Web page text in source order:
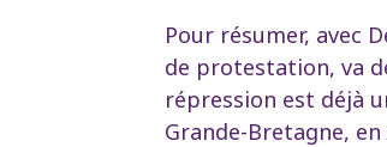
Pour résumer, avec
de protestation, va
répression est déjà
Grande-Bretagne,